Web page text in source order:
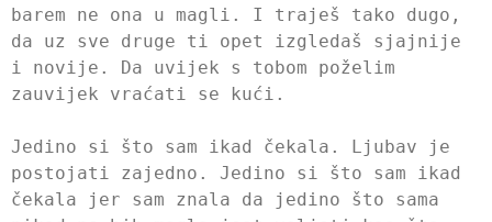
barem ne ona u magli. I traješ tako dugo,
da uz sve druge ti opet izgledaš sjajnije
i novije. Da uvijek s tobom poželim
zauvijek vraćati se kući.
Jedino si što sam ikad čekala. Ljubav je
postojati zajedno. Jedino si što sam ikad
čekala jer sam znala da jedino što sama